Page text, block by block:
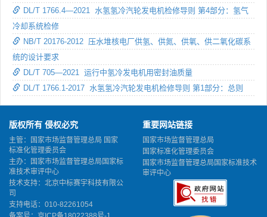
DL/T 1766.4—2021 水氢氢冷汽轮发电机检修导则 第4部分：氢气
冷却系统检修
NB/T 20176-2012 压水堆核电厂供氢、供氮、供氧、供二氧化碳系
统的设计要求
DL/T 705—2021 运行中氢冷发电机用密封油质量
DL/T 1766.1-2017 水氢氢冷汽轮发电机检修导则 第1部分：总则
版权所有 侵权必究
主管：国家市场监督管理总局 国家
标准化管理委员会
主办：国家市场监督管理总局国家标
准技术审评中心
技术支持：北京中标赛宇科技有限公
司
支持电话：010-82261054
重要网站链接
国家市场监督管理总局
国家标准化管理委员会
国家市场监督管理总局国家标准技术
审评中心